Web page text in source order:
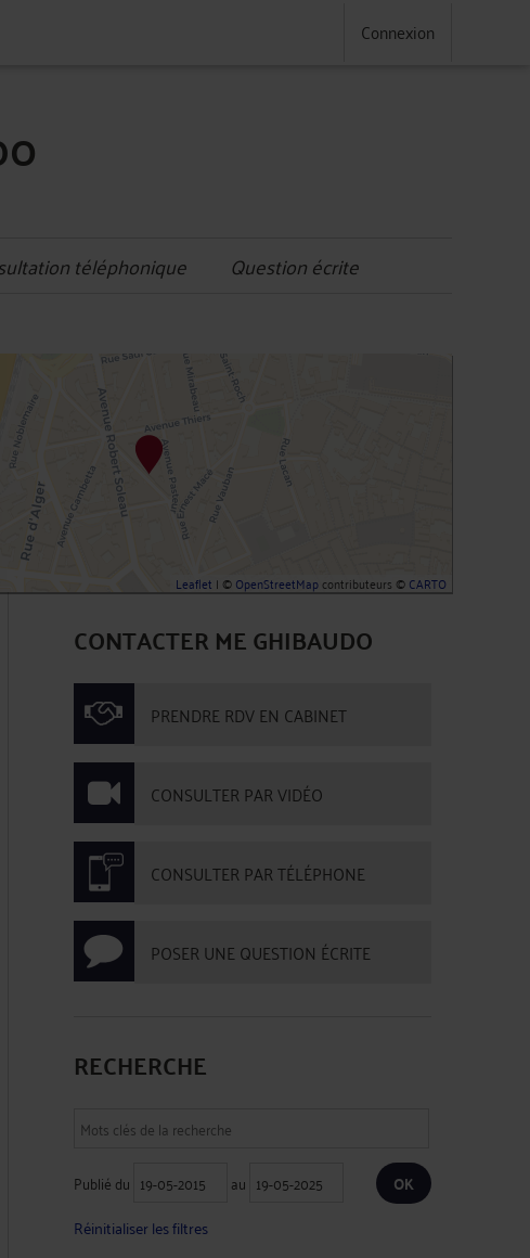
Connexion
téléphonique Question écrite
Leaflet | ©OpenStreetMapcontributeurs ©CARTO
CONTACTER ME GHIBAUDO
PRENDRE RDV EN CABINET
CONSULTER PAR VIDÉO
CONSULTER PAR TÉLÉPHONE
POSER UNE QUESTION ÉCRITE
RECHERCHE
Publié du
au
Réinitialiser les filtres